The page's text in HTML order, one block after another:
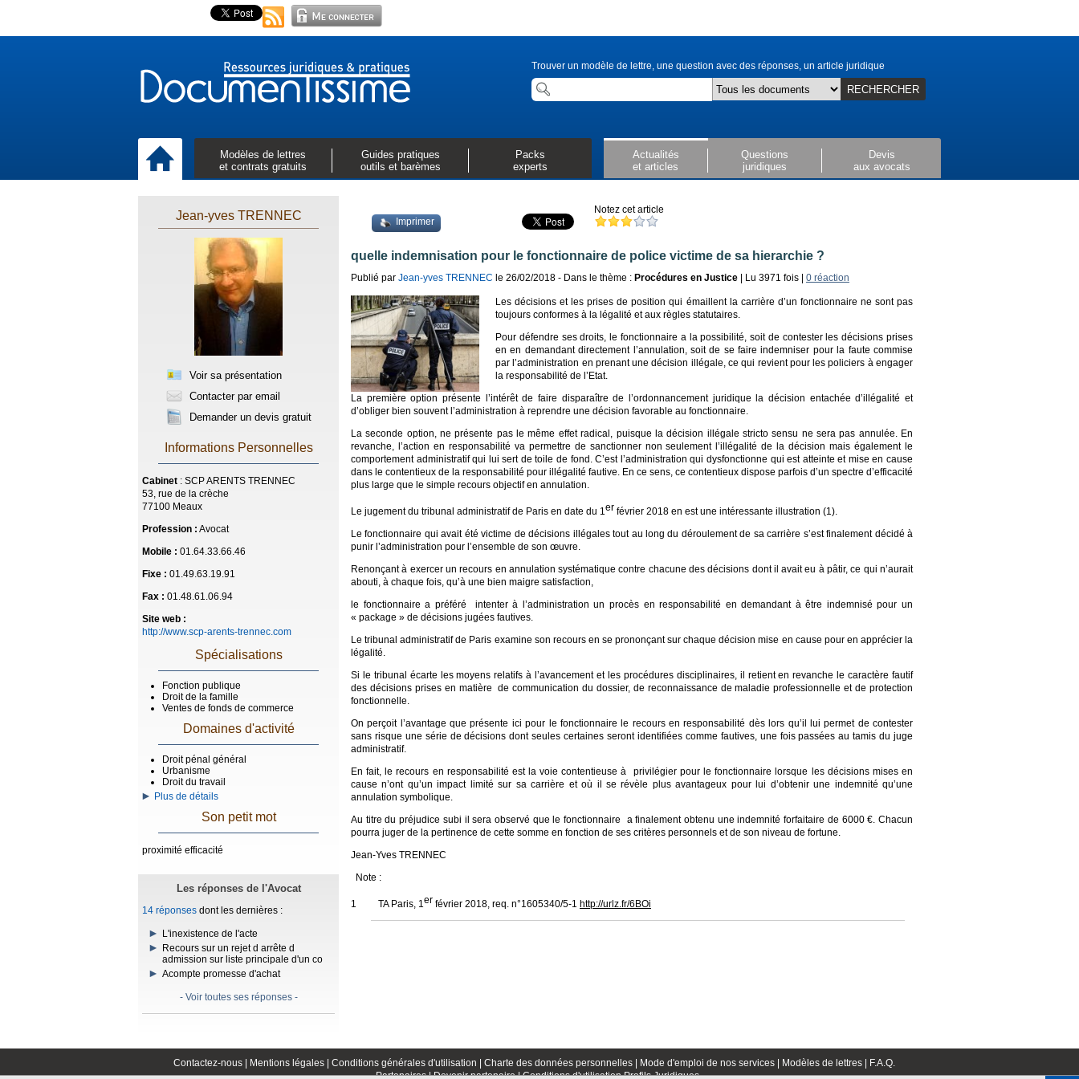
Trouver un modèle de lettre, une question avec des réponses, un article juridique
RECHERCHER
Modèles de lettres
et contrats gratuits
Guides pratiques
outils et barèmes
Packs
experts
Actualités
et articles
Questions
juridiques
Devis
aux avocats
Jean-yves TRENNEC
Voir sa présentation
Contacter par email
Demander un devis gratuit
Informations Personnelles
Cabinet : SCP ARENTS TRENNEC
53, rue de la crèche
77100 Meaux
Profession : Avocat
Mobile : 01.64.33.66.46
Fixe : 01.49.63.19.91
Fax : 01.48.61.06.94
Site web :
http://www.scp-arents-trennec.com
Spécialisations
Fonction publique
Droit de la famille
Ventes de fonds de commerce
Domaines d'activité
Droit pénal général
Urbanisme
Droit du travail
Plus de détails
Son petit mot
proximité efficacité
Les réponses de l'Avocat
14 réponses dont les dernières :
L'inexistence de l'acte
Recours sur un rejet d arrête d
admission sur liste principale d'un co
Acompte promesse d'achat
- Voir toutes ses réponses -
Imprimer
Notez cet article
quelle indemnisation pour le fonctionnaire de police victime de sa hierarchie ?
Publié par Jean-yves TRENNEC le 26/02/2018 - Dans le thème : Procédures en Justice | Lu 3971 fois | 0 réaction
Les décisions et les prises de position qui émaillent la carrière d’un fonctionnaire ne sont pas
toujours conformes à la légalité et aux règles statutaires.
Pour défendre ses droits, le fonctionnaire a la possibilité, soit de contester les décisions prises
en en demandant directement l’annulation, soit de se faire indemniser pour la faute commise
par l’administration en prenant une décision illégale, ce qui revient pour les policiers à engager
la responsabilité de l’Etat.
La première option présente l’intérêt de faire disparaître de l’ordonnancement juridique la décision entachée d’illégalité et
d’obliger bien souvent l’administration à reprendre une décision favorable au fonctionnaire.
La seconde option, ne présente pas le même effet radical, puisque la décision illégale stricto sensu ne sera pas annulée. En
revanche, l’action en responsabilité va permettre de sanctionner non seulement l’illégalité de la décision mais également le
comportement administratif qui lui sert de toile de fond. C’est l’administration qui dysfonctionne qui est atteinte et mise en cause
dans le contentieux de la responsabilité pour illégalité fautive. En ce sens, ce contentieux dispose parfois d’un spectre d’efficacité
plus large que le simple recours objectif en annulation.
Le jugement du tribunal administratif de Paris en date du 1 er février 2018 en est une intéressante illustration (1).
Le fonctionnaire qui avait été victime de décisions illégales tout au long du déroulement de sa carrière s’est finalement décidé à
punir l’administration pour l’ensemble de son œuvre.
Renonçant à exercer un recours en annulation systématique contre chacune des décisions dont il avait eu à pâtir, ce qui n’aurait
abouti, à chaque fois, qu’à une bien maigre satisfaction,
le fonctionnaire a préféré intenter à l’administration un procès en responsabilité en demandant à être indemnisé pour un
« package » de décisions jugées fautives.
Le tribunal administratif de Paris examine son recours en se prononçant sur chaque décision mise en cause pour en apprécier la
légalité.
Si le tribunal écarte les moyens relatifs à l’avancement et les procédures disciplinaires, il retient en revanche le caractère fautif
des décisions prises en matière de communication du dossier, de reconnaissance de maladie professionnelle et de protection
fonctionnelle.
On perçoit l’avantage que présente ici pour le fonctionnaire le recours en responsabilité dès lors qu’il lui permet de contester
sans risque une série de décisions dont seules certaines seront identifiées comme fautives, une fois passées au tamis du juge
administratif.
En fait, le recours en responsabilité est la voie contentieuse à privilégier pour le fonctionnaire lorsque les décisions mises en
cause n’ont qu’un impact limité sur sa carrière et où il se révèle plus avantageux pour lui d’obtenir une indemnité qu’une
annulation symbolique.
Au titre du préjudice subi il sera observé que le fonctionnaire a finalement obtenu une indemnité forfaitaire de 6000 €. Chacun
pourra juger de la pertinence de cette somme en fonction de ses critères personnels et de son niveau de fortune.
Jean-Yves TRENNEC
Note :
1 TA Paris, 1 er février 2018, req. n°1605340/5-1 http://urlz.fr/6BOi
Contactez-nous | Mentions légales | Conditions générales d'utilisation | Charte des données personnelles | Mode d'emploi de nos services | Modèles de lettres |
F.A.Q.
Partenaires |Devenir partenaire |Conditions d'utilisation Profils Juridiques